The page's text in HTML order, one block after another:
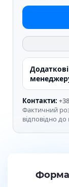
Контакти:
Фактичний
відповідно
Форма